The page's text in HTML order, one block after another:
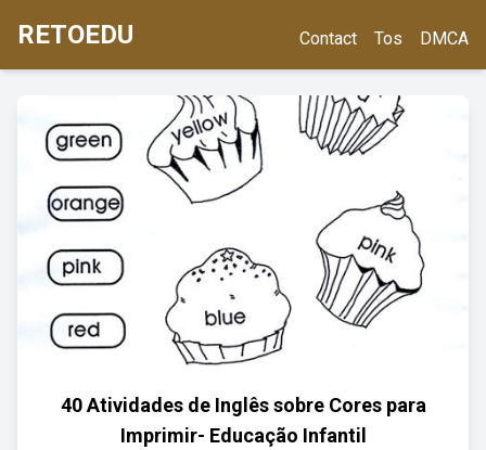
RETOEDU Contact Tos DMCA
40 Atividades de Inglês sobre Cores para
Imprimir- Educação Infantil